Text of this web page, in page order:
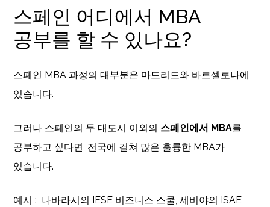
스페인 어디에서 MBA
공부를 할 수 있나요?
스페인 MBA 과정의 대부분은 마드리드와 바르셀로나에
있습니다.
그러나 스페인의 두 대도시 이외의 스페인에서 MBA를
공부하고 싶다면, 전국에 걸쳐 많은 훌륭한 MBA가
있습니다.
예시 : 나바라시의 IESE 비즈니스 스쿨, 세비야의 ISAE